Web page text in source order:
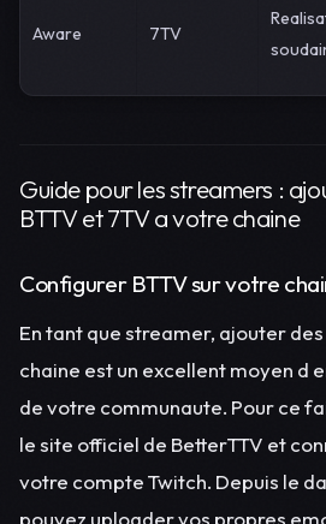
Aware 7TV
Guide pour les streamers :
BTTV et 7TV a votre chaine
Configurer BTTV sur votre
En tant que streamer, ajouter
chaine est un excellent moyen d
de votre communaute. Pour ce
le site officiel de BetterTTV et
votre compte Twitch. Depuis le
pouvez uploader vos propres